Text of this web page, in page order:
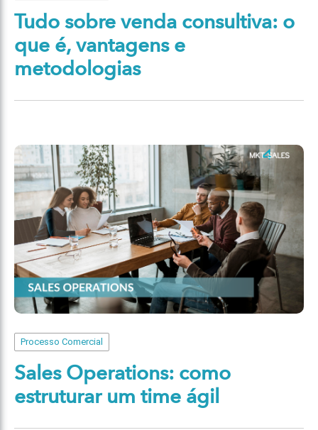
Tudo sobre venda consultiva: o
que é, vantagens e
metodologias
Processo Comercial
Sales Operations: como
estruturar um time ágil